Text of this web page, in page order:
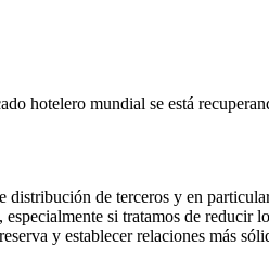
hotelero mundial se está
de terceros y en
si tratamos de reducir
y establecer relaciones más